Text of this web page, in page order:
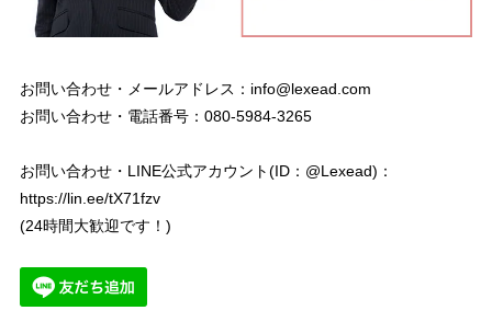
お問い合わせ・メールアドレス： info@lexead.com
お問い合わせ・電話番号：080-5984-3265
お問い合わせ・LINE公式アカウント(ID：@Lexead)：
https://lin.ee/tX71fzv
(24時間大歓迎です！)